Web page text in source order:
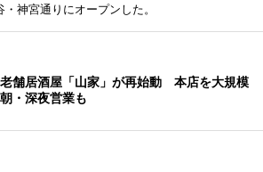
神宮通りにオープンした。
舗居酒屋「山家」が再始動 本店を大規模
・深夜営業も